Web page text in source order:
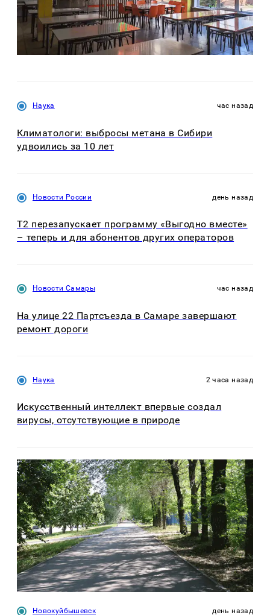
Наука час назад
Климатологи: выбросы метана в Сибири
удвоились за 10 лет
Новости России день назад
Т2 перезапускает программу «Выгодно вместе»
– теперь и для абонентов других операторов
Новости Самары час назад
На улице 22 Партсъезда в Самаре завершают
ремонт дороги
Наука 2 часа назад
Искусственный интеллект впервые создал
вирусы, отсутствующие в природе
Новокуйбышевск день назад